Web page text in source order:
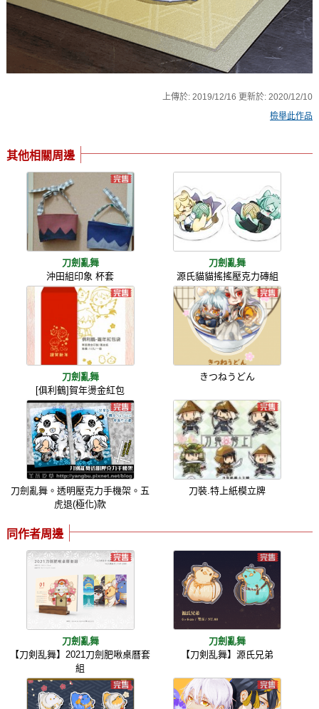
上傳於:2019/12/16 更新於:2020/12/10
檢舉此作品
其他相關周邊
刀劍亂舞
沖田組印象 杯套
刀劍亂舞
源氏貓貓搖搖壓克力磚組
刀劍亂舞
[俱利鶴]賀年燙金紅包
きつねうどん
刀劍亂舞。透明壓克力手機架。五
虎退(極化)款
刀裝.特上紙模立牌
同作者周邊
刀劍亂舞
【刀剣乱舞】2021刀劍肥啾桌曆套
組
刀劍亂舞
【刀剣乱舞】源氏兄弟